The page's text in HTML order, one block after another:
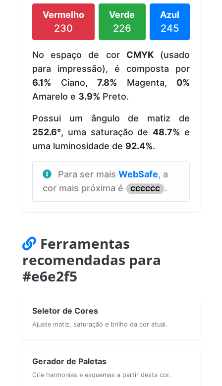
Vermelho
230
Verde
226
Azul
245
No espaço de cor CMYK(usado
para impressão), é composta por
6.1% Ciano, 7.8% Magenta, 0%
Amarelo e 3.9% Preto.
Possui um ângulo de matiz de
252.6°, uma saturação de48.7% e
uma luminosidade de 92.4%.
Para ser mais WebSafe, a
cor mais próxima é
CCCCCC .
Ferramentas
recomendadas para
#e6e2f5
Seletor de Cores
Ajuste matiz, saturação e brilho da cor atual.
Gerador de Paletas
Crie harmonias e esquemas a partir desta cor.